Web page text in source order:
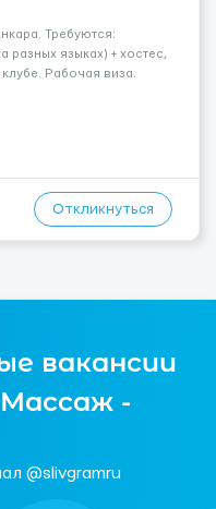
Требуются:
разных языках) + хостеc,
Рабочая виза.
Высокая зарплат...
Откликнуться
вакансии
-
@slivgramru